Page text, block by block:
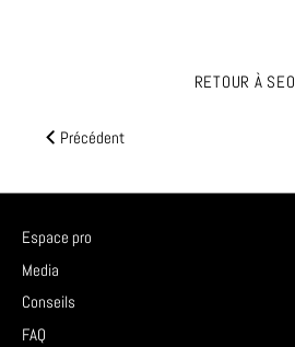
RETOUR À SEO
Précédent
Espace pro
Media
Conseils
FAQ